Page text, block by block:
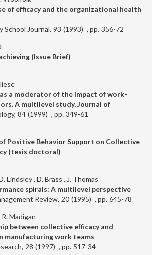
of efficacy and the organizational health
School Journal 93 1993 356-72
(Issue Brief)
as a moderator of the impact of work-
A multilevel study, Journal of
84 1999 349-61
Positive Behavior Support on Collective
(tesis doctoral)
Lindsley D. Brass
J. Thomas
spirals: A multilevel perspective
Review 20 1995 645-78
R. Madigan
between collective efficacy and
manufacturing work teams
28 1997 517-34